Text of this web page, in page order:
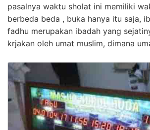
pasalnya waktu sholat ini memiliki
berbeda beda , buka hanya itu saja,
fadhu merupakan ibadah yang
krjakan oleh umat muslim, dimana